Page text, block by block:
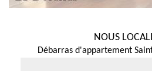
NOUS
Débarras d'appartement